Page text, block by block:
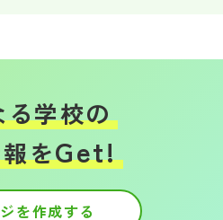
る学校の
をGet!
を作成する